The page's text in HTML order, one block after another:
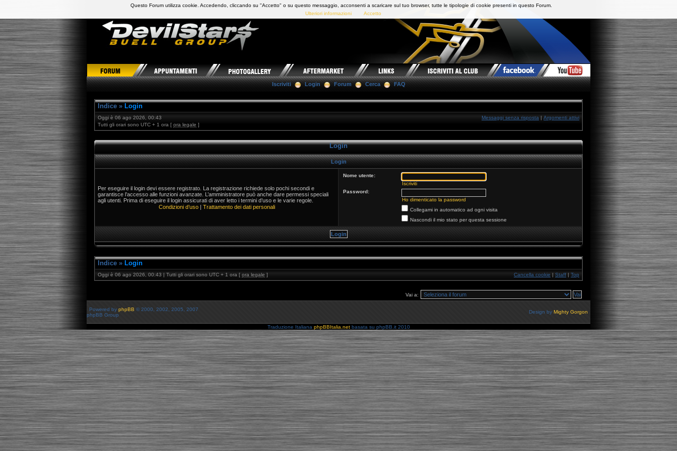
DevilStars Club Buell Italia
Iscriviti Login Forum Cerca FAQ
Indice » Login
Oggi è 06 ago 2026, 00:43
Tutti gli orari sono UTC + 1 ora [ ora legale ]
Messaggi senza risposta | Argomenti attivi
Login
Login
Per eseguire il login devi essere registrato. La registrazione richiede solo pochi secondi e
garantisce l’accesso alle funzioni avanzate. L’amministratore può anche dare permessi speciali
agli utenti. Prima di eseguire il login assicurati di aver letto i termini d’uso e le varie regole.
Condizioni d’uso| Trattamento dei dati personali
Nome utente:
Iscriviti
Password:
Ho dimenticato la password
Collegami in automatico ad ogni visita
Nascondi il mio stato per questa sessione
Indice » Login
Oggi è 06 ago 2026, 00:43 | Tutti gli orari sono UTC + 1 ora [ ora legale ] Cancella cookie | Staff | Top
Vai a:
Powered by phpBB © 2000, 2002, 2005, 2007
phpBB Group
Design by Mighty Gorgon
Traduzione Italiana phpBBItalia.netbasata su phpBB.it 2010
Questo Forum utilizza cookie. Accedendo, cliccando su "Accetto" o su questo messaggio, acconsenti a scaricare sul tuo browser, tutte le tipologie di cookie presenti in questo Forum.
Ulteriori informazioni
Accetto